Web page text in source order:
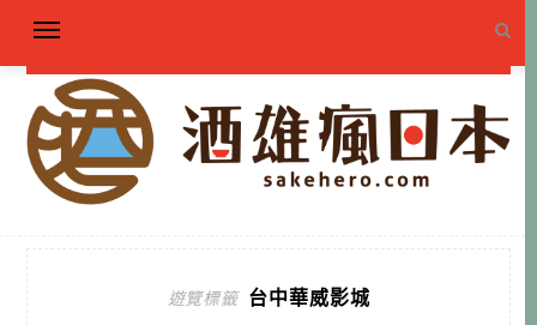
遊覽標籤 台中華威影城